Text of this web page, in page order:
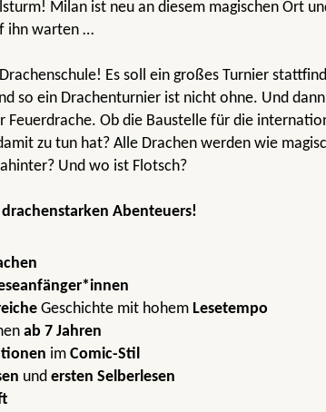
Milan ist neu an diesem magischen Ort
ihn warten …
Es soll ein großes Turnier
so ein Drachenturnier ist nicht ohne. Und dann
Feuerdrache. Ob die Baustelle für die
zu tun hat? Alle Drachen werden wie
Und wo ist Flotsch?
Abenteuers!
Geschichte mit hohem Lesetempo
ab 7 Jahren
im Comic-Stil
und ersten Selberlesen